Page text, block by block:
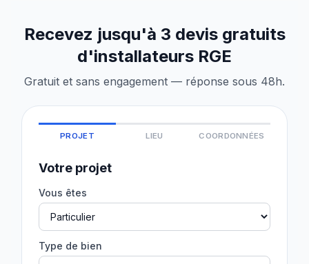
Recevez jusqu'à 3 devis gratuits
d'installateurs RGE
Gratuit et sans engagement — réponse sous 48h.
PROJET LIEU COORDONNÉES
Votre projet
Vous êtes
Type de bien